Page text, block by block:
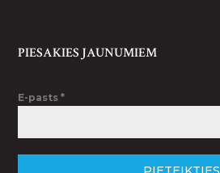
PIESAKIES JAUNUMIEM
E-pasts*